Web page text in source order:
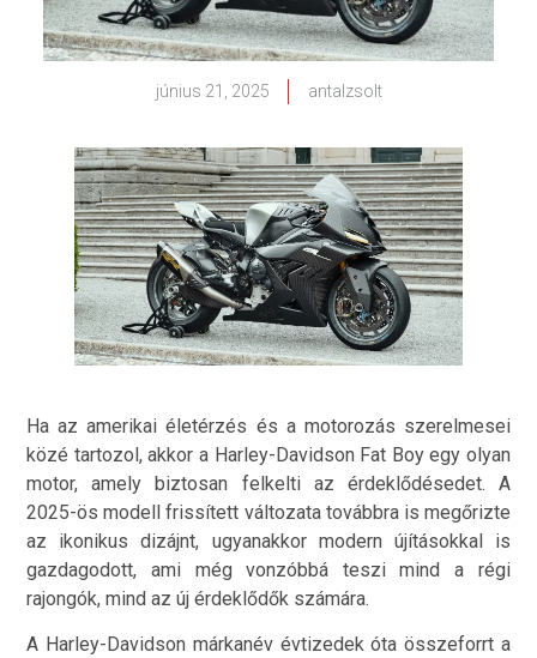
június 21, 2025 antalzsolt
Ha az amerikai életérzés és a motorozás szerelmesei
közé tartozol, akkor a Harley-Davidson Fat Boy egy olyan
motor, amely biztosan felkelti az érdeklődésedet. A
2025-ös modell frissített változata továbbra is megőrizte
az ikonikus dizájnt, ugyanakkor modern újításokkal is
gazdagodott, ami még vonzóbbá teszi mind a régi
rajongók, mind az új érdeklődők számára.
A Harley-Davidson márkanév évtizedek óta összeforrt a